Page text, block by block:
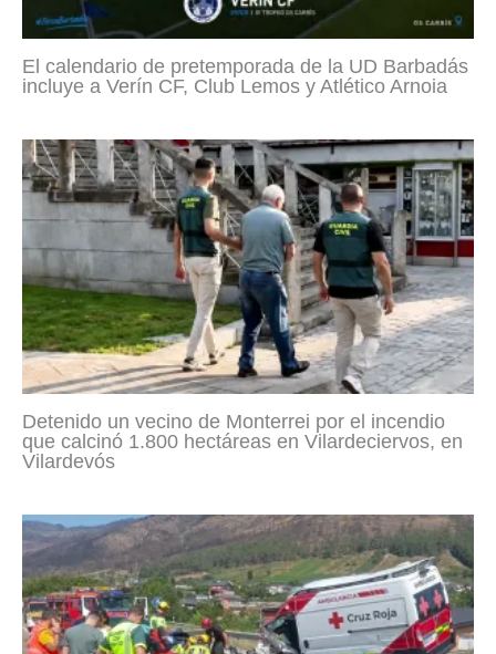
El calendario de pretemporada de la UD Barbadás
incluye a Verín CF, Club Lemos y Atlético Arnoia
Detenido un vecino de Monterrei por el incendio
que calcinó 1.800 hectáreas en Vilardeciervos, en
Vilardevós